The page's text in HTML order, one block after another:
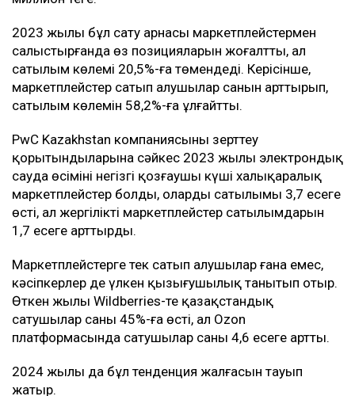
2023 жылы бұл сату арнасы маркетплейстермен
салыстырғанда өз позицияларын жоғалтты, ал
сатылым көлемі 20,5%-ға төмендеді. Керісінше,
маркетплейстер сатып алушылар санын арттырып,
сатылым көлемін 58,2%-ға ұлғайтты.
PwC Kazakhstan компаниясының зерттеу
қорытындыларына сәйкес 2023 жылы электрондық
сауда өсімінің негізгі қозғаушы күші халықаралық
маркетплейстер болды, олардың сатылымы 3,7 есеге
өсті, ал жергілікті маркетплейстер сатылымдарын
1,7 есеге арттырды.
Маркетплейстерге тек сатып алушылар ғана емес,
кәсіпкерлер де үлкен қызығушылық танытып отыр.
Өткен жылы Wildberries-те қазақстандық
сатушылар саны 45%-ға өсті, ал Ozon
платформасында сатушылар саны 4,6 есеге артты.
2024 жылы да бұл тенденция жалғасын тауып
жатыр.